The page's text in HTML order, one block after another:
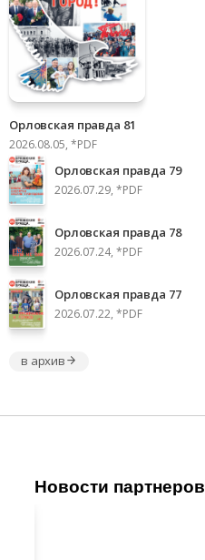
Орловская правда 81
2026.08.05, *PDF
Орловская правда 79
2026.07.29, *PDF
Орловская правда 78
2026.07.24, *PDF
Орловская правда 77
2026.07.22, *PDF
в архив
Новости партнеров